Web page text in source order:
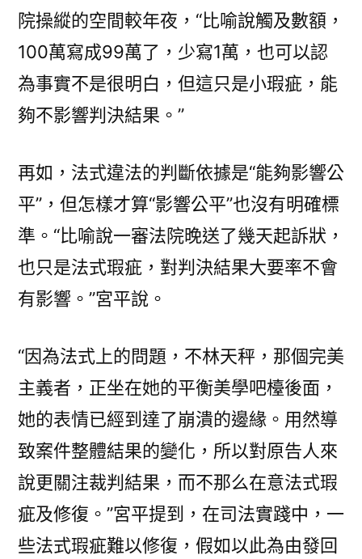
院操縱的空間較年夜，“比喻說觸及數額，
100萬寫成99萬了，少寫1萬，也可以認
為事實不是很明白，但這只是小瑕疵，能
夠不影響判決結果。”
再如，法式違法的判斷依據是“能夠影響公
平”，但怎樣才算“影響公平”也沒有明確標
準。“比喻說一審法院晚送了幾天起訴狀，
也只是法式瑕疵，對判決結果大要率不會
有影響。”宮平說。
“因為法式上的問題，不林天秤，那個完美
主義者，正坐在她的平衡美學吧檯後面，
她的表情已經到達了崩潰的邊緣。用然導
致案件整體結果的變化，所以對原告人來
說更關注裁判結果，而不那么在意法式瑕
疵及修復。”宮平提到，在司法實踐中，一
些法式瑕疵難以修復，假如以此為由發回